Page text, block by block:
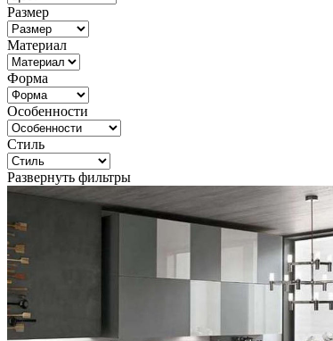
Размер
Материал
Форма
Особенности
Стиль
Развернуть фильтры